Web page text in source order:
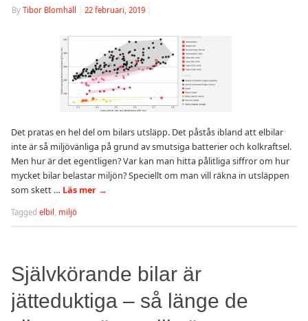
By Tibor Blomhäll 22 februari, 2019
Det pratas en hel del om bilars utsläpp. Det påstås ibland att elbilar
inte är så miljövänliga på grund av smutsiga batterier och kolkraftsel.
Men hur är det egentligen? Var kan man hitta pålitliga siffror om hur
mycket bilar belastar miljön? Speciellt om man vill räkna in utsläppen
som skett … Läs mer →
Tagged elbil , miljö
Självkörande bilar är
jätteduktiga – så länge de